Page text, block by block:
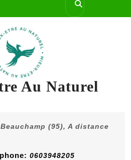
Au Naturel
(95), A distance
0603948205